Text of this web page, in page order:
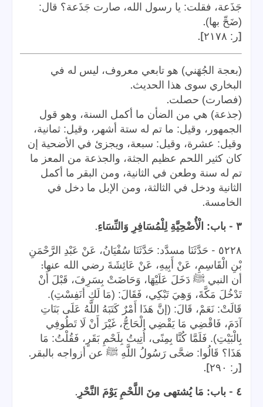
جَذَعة، فقلت: يا رسول الله، صارت جَذَعة؟ قال:
(ضَحِّ بها).
[ر: ٢١٧٨ ].
(بعجة الجُهَني) هو تابعي معروف، ليس له في
البخاري سوى هذا الحديث.
(فصارت) حصلت.
(جذعة) هي من الضأن ما أكمل السنة، وهو قول
الجمهور، وقيل: ما تم له ستة أشهر، وقيل: ثمانية،
وقيل: عشرة، وقيل: سبعة، ويجزئ في الأضحية إن
كان كثير اللحم عظيم الجثة، والجذعة من المعز ما
تم له سنة وطعن في الثانية، ومن البقر ما أكمل
الثانية ودخل في الثالثة، ومن الإبل ما دخل في
الخامسة.
٣ - باب: الْأُضْحِيَّةِ لِلْمُسَافِرِ وَالنِّسَاءِ.
٥٢٢٨ - حَدَّثَنَا مسدَّد: حَدَّثَنَا سُفْيَانُ، عَنْ عَبْدِ الرَّحْمَنِ
بْنِ الْقَاسِمِ، عَنْ أَبِيهِ، عَنْ عَائِشَةَ رضي الله عنها:
أن النبي ﷺ دَخَلَ عَلَيْهَا، وَحَاضَتْ بِسَرِفَ، قَبْلَ أَنْ
تَدْخُلَ مَكَّةَ، وَهِيَ تَبْكِي، فَقَالَ: (مَا لَكِ أنَفِسْتِ).
قَالَتْ: نَعَمْ، قَالَ: (إنَّ هَذَا أَمْرٌ كَتَبَهُ اللَّهُ عَلَى بَنَاتِ
آدَمَ، فَاقْضِي مَا يَقْضِي الْحَاجُّ، غَيْرَ أَنْ لَا تَطُوفِي
بِالْبَيْتِ). فَلَمَّا كُنَّا بِمِنًى، أُتِيتُ بِلَحْمِ بَقَرٍ، فَقُلْتُ: مَا
هَذَا؟ قَالُوا: ضحَّى رَسُولُ اللَّهِ ﷺ عن أزواجه بالبقر .
[ر: ٢٩٠ ].
٤ - باب: مَا يُشتهى مِنَ اللَّحْمِ يَوْمَ النَّحْرِ .